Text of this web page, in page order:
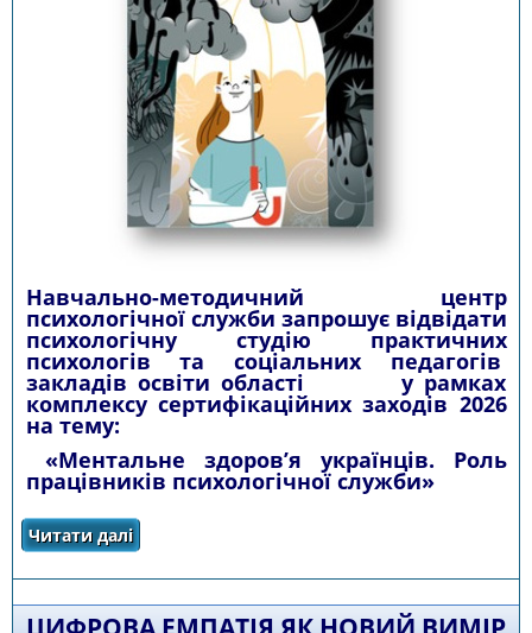
Навчально-методичний центр
психологічної служби запрошує відвідати
психологічну студію практичних
психологів та соціальних педагогів
закладів освіти області у рамках
комплексу сертифікаційних заходів 2026
на тему:
«Ментальне здоров’я українців. Роль
працівників психологічної служби»
Читати далі